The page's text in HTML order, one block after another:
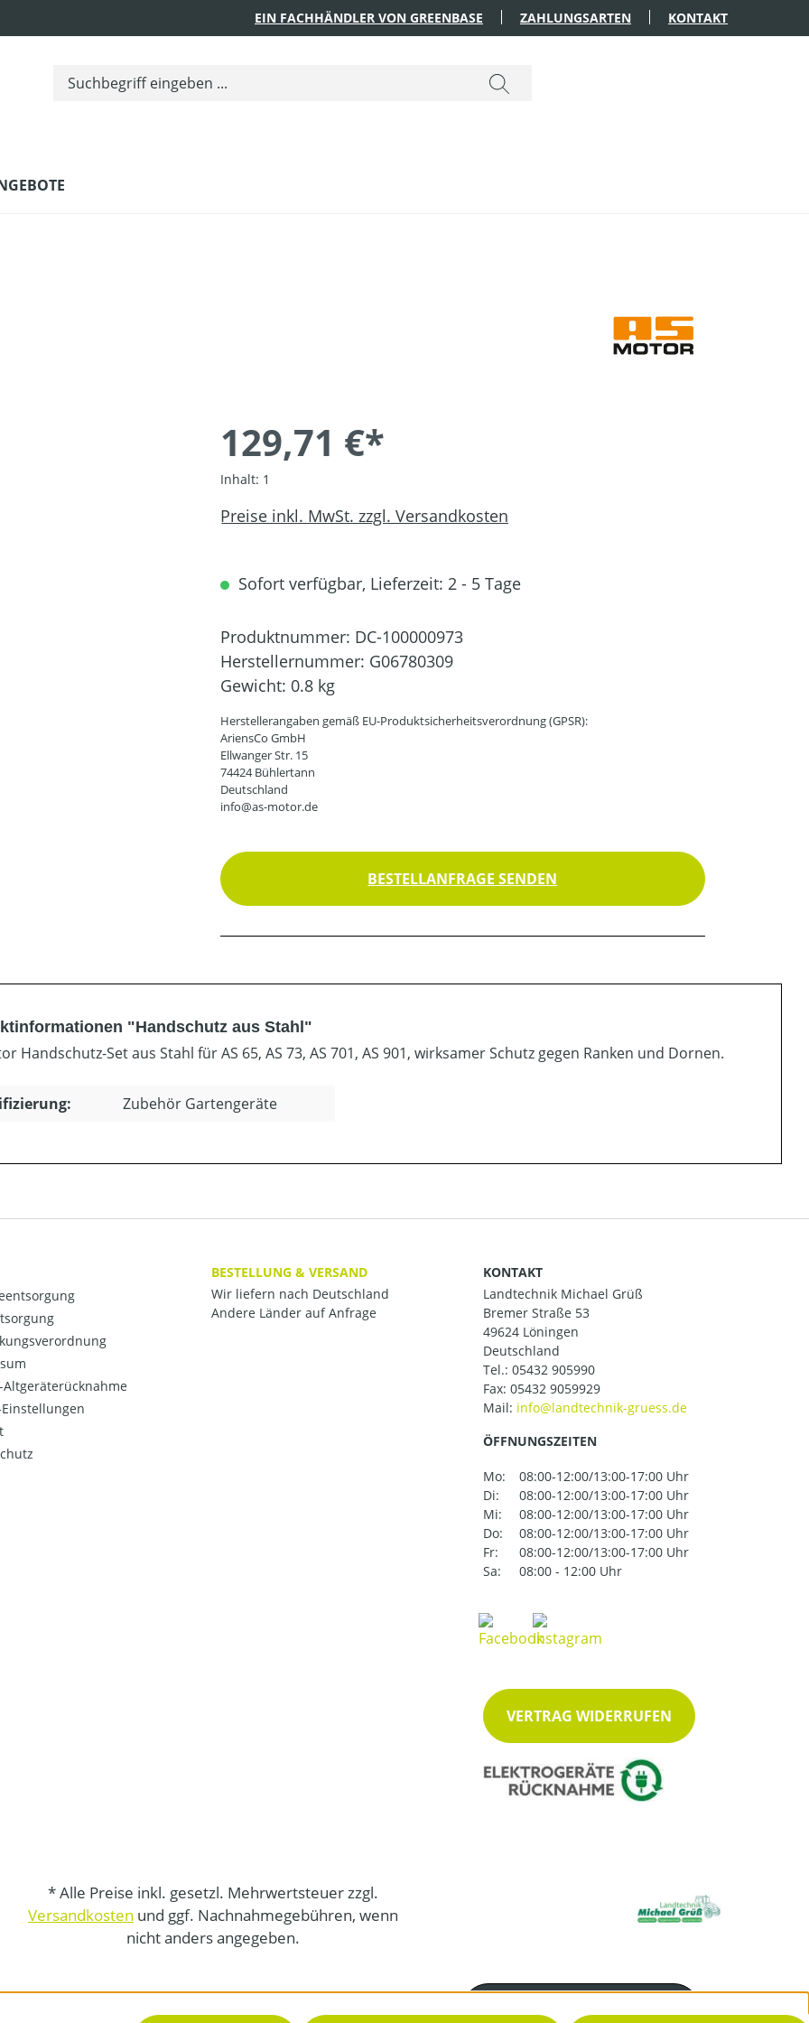
EIN FACHHÄNDLER VON GREENBASE ZAHLUNGSARTEN KONTAKT
129,71 €*
Inhalt: 1
Preise inkl. MwSt. zzgl. Versandkosten
Sofort verfügbar, Lieferzeit: 2 - 5 Tage
Produktnummer: DC-100000973
Herstellernummer: G06780309
Gewicht: 0.8 kg
Herstellerangaben gemäß EU-Produktsicherheitsverordnung (GPSR):
AriensCo GmbH
Ellwanger Str. 15
74424 Bühlertann
Deutschland
info@as-motor.de
BESTELLANFRAGE SENDEN
"Handschutz aus Stahl"
Handschutz-Set aus Stahl für AS 65, AS 73, AS 701, AS 901, wirksamer Schutz gegen Ranken und Dornen.
Zubehör Gartengeräte
Altgeräterücknahme
Einstellungen
BESTELLUNG & VERSAND
Wir liefern nach Deutschland
Andere Länder auf Anfrage
KONTAKT
Landtechnik Michael Grüß
Bremer Straße 53
49624 Löningen
Deutschland
Tel.: 05432 905990
Fax: 05432 9059929
Mail:
ÖFFNUNGSZEITEN
Mo:
08:00-12:00/13:00-17:00 Uhr
Di:
08:00-12:00/13:00-17:00 Uhr
Mi:
08:00-12:00/13:00-17:00 Uhr
Do:
08:00-12:00/13:00-17:00 Uhr
Fr:
08:00-12:00/13:00-17:00 Uhr
Sa:
08:00 - 12:00 Uhr
VERTRAG WIDERRUFEN
* Alle Preise inkl. gesetzl. Mehrwertsteuer zzgl.
Versandkosten und ggf. Nachnahmegebühren, wenn
nicht anders angegeben.